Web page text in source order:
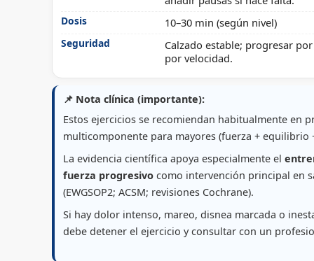
Dosis 10–30 min (según nivel)
Seguridad
Calzado estable; progresar
por velocidad.
📌 Nota clínica (importante):
Estos ejercicios se recomiendan habitualmente en
multicomponente para mayores (fuerza + equilibrio
La evidencia científica apoya especialmente el
fuerza progresivo como intervención principal en
(EWGSOP2; ACSM; revisiones Cochrane).
Si hay dolor intenso, mareo, disnea marcada o
debe detener el ejercicio y consultar con un